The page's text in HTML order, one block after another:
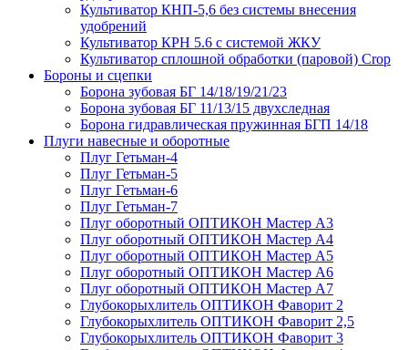
Культиватор КНП-5,6 без системы внесения
удобрений
Культиватор КРН 5.6 с системой ЖКУ
Культиватор сплошной обработки (паровой) Crop
Бороны и сцепки
Борона зубовая БГ 14/18/19/21/23
Борона зубовая БГ 11/13/15 двухследная
Борона гидравлическая пружинная БГП 14/18
Плуги навесные и оборотные
Плуг Гетьман-4
Плуг Гетьман-5
Плуг Гетьман-6
Плуг Гетьман-7
Плуг оборотный ОПТИКОН Мастер А3
Плуг оборотный ОПТИКОН Мастер А4
Плуг оборотный ОПТИКОН Мастер А5
Плуг оборотный ОПТИКОН Мастер А6
Плуг оборотный ОПТИКОН Мастер А7
Глубокорыхлитель ОПТИКОН Фаворит 2
Глубокорыхлитель ОПТИКОН Фаворит 2,5
Глубокорыхлитель ОПТИКОН Фаворит 3